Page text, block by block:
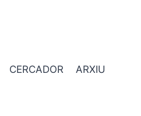
CERCADOR ARXIU